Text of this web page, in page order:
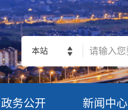
本站
政务公开 新闻中心